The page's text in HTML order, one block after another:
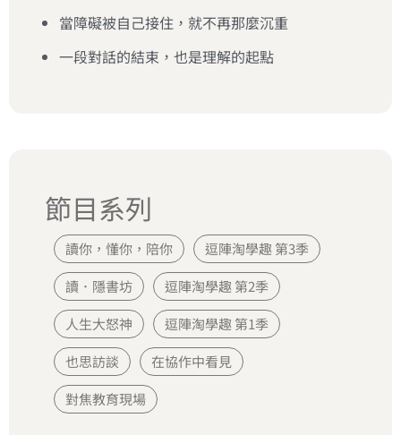
當障礙被自己接住，就不再那麼沉重
一段對話的結束，也是理解的起點
節目系列
讀你，懂你，陪你
逗陣淘學趣 第3季
讀．隱書坊
逗陣淘學趣 第2季
人生大怒神
逗陣淘學趣 第1季
也思訪談
在協作中看見
對焦教育現場